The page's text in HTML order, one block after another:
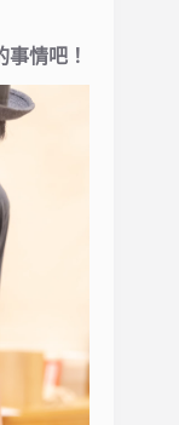
情吧！